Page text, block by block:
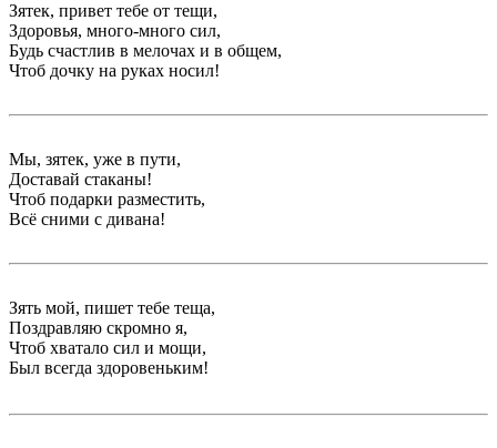
Зятек, привет тебе от тещи,
Здоровья, много-много сил,
Будь счастлив в мелочах и в общем,
Чтоб дочку на руках носил!
Мы, зятек, уже в пути,
Доставай стаканы!
Чтоб подарки разместить,
Всё сними с дивана!
Зять мой, пишет тебе теща,
Поздравляю скромно я,
Чтоб хватало сил и мощи,
Был всегда здоровеньким!